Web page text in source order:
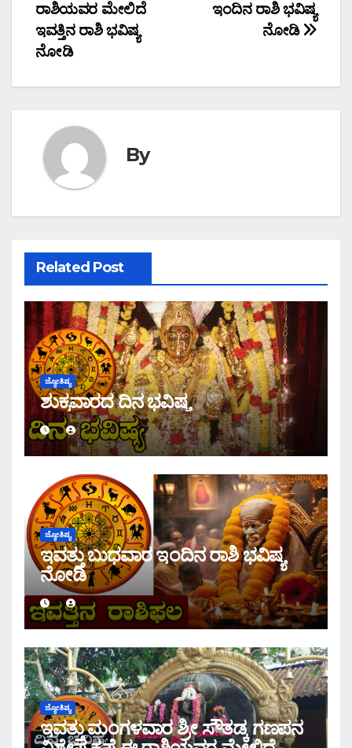
ಇಂದಿನ ರಾಶಿ ಭವಿಷ್ಯ
ನೋಡಿ
ರಾಶಿಯವರ ಮೇಲಿದೆ
ಇವತ್ತಿನ ರಾಶಿ ಭವಿಷ್ಯ
ನೋಡಿ
By
Related Post
ಜ್ಯೋತಿಷ್ಯ
ಶುಕ್ರವಾರದ ದಿನ ಭವಿಷ್ಯ
ಜ್ಯೋತಿಷ್ಯ
ಇವತ್ತು ಬುಧವಾರ ಇಂದಿನ ರಾಶಿ ಭವಿಷ್ಯ
ನೋಡಿ
ಜ್ಯೋತಿಷ್ಯ
ಇವತ್ತು ಮಂಗಳವಾರ ಶ್ರೀ ಸೌತಡ್ಕ ಗಣಪನ